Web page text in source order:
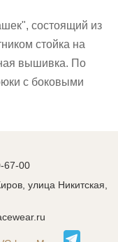
состоящий из
стойка на
вышивка. По
с боковыми
67-00
улица Никитская,